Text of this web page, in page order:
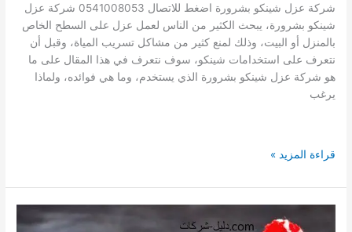
شركة عزل شينكو بشرورة اضغط للاتصال 0541008053 شركة عزل
شينكو بشرورة، يبحث الكثير من الناس لعمل عزل على السطح الخاص
بالمنزل أو البيت، وذلك لمنع كثير من مشاكل تسريب المياة، وقبل أن
نتعرف على استخدامات شينكو، سوف نتعرف في هذا المقال على ما
هو شركة عزل شينكو بشرورة الذي يستخدم، وما هي فوائده، ولماذا
يرغب
افضل
عزل
شينكو
قراءة المزيد »